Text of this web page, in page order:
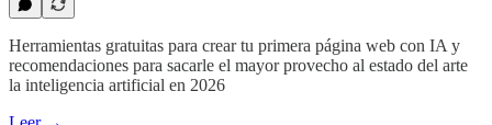
Herramientas gratuitas para crear tu primera página web con IA y
recomendaciones para sacarle el mayor provecho al estado del arte
la inteligencia artificial en 2026